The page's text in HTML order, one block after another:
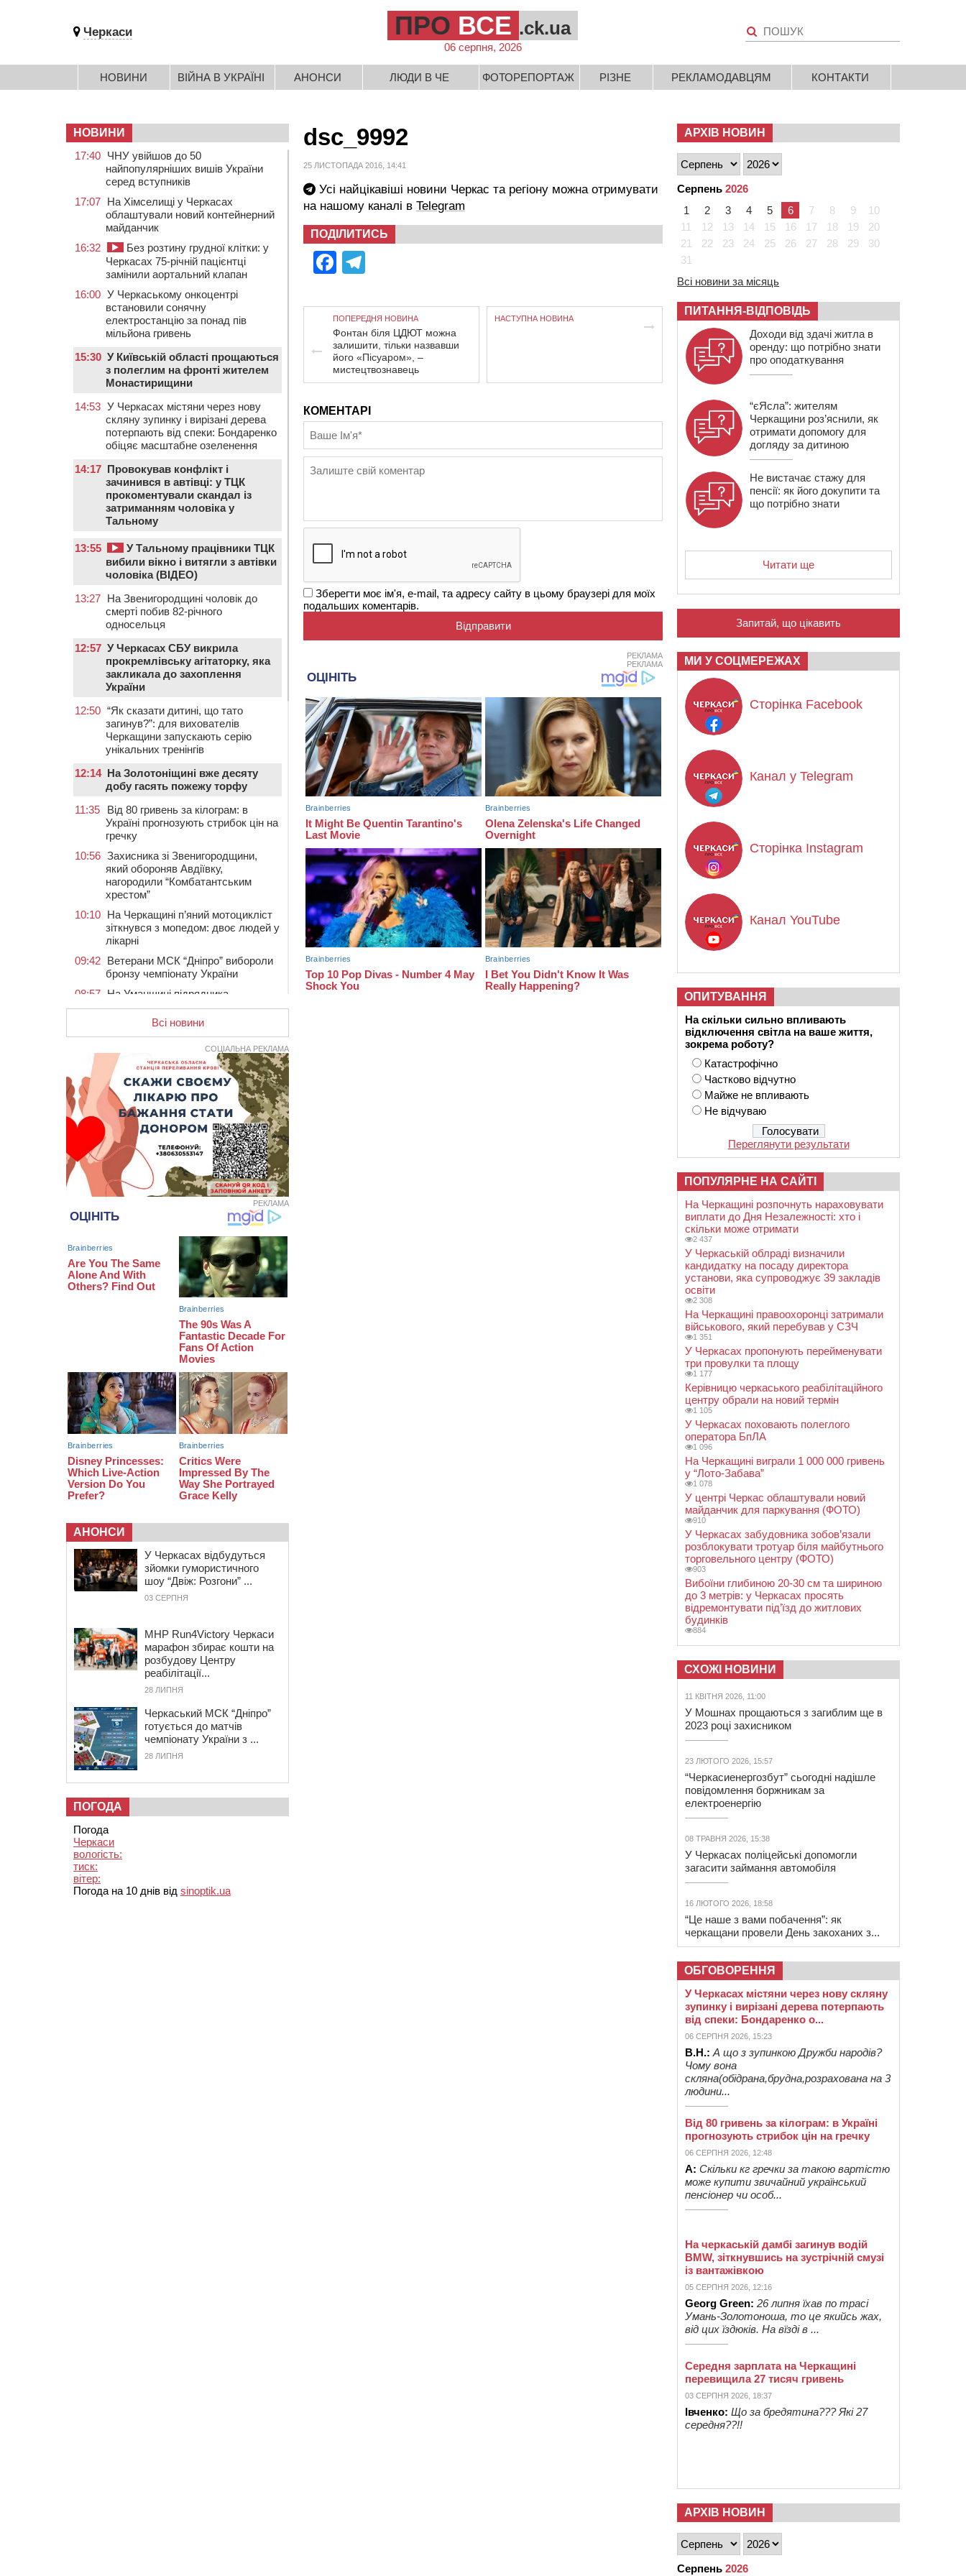
Черкаси ПРО ВСЕ .ck.ua
06 серпня, 2026
НОВИНИ ВІЙНА В УКРАЇНІ АНОНСИ ЛЮДИ В ЧЕ ФОТОРЕПОРТАЖ РІЗНЕ РЕКЛАМОДАВЦЯМ КОНТАКТИ
dsc_9992
25 ЛИСТОПАДА 2016, 14:41
Усі найцікавіші новини Черкас та регіону можна отримувати
на нашому каналі в Telegram
ПОДІЛИТИСЬ
Facebook
ПОПЕРЕДНЯ НОВИНА
Фонтан біля ЦДЮТ можна
залишити, тільки назвавши
його «Пісуаром», –
мистецтвознавець
НАСТУПНА НОВИНА
КОМЕНТАРІ
Зберегти моє ім'я, e-mail, та адресу сайту в цьому браузері для моїх
подальших коментарів.
РЕКЛАМА
РЕКЛАМА
НОВИНИ
17:40 ЧНУ увійшов до 50
найпопулярніших вишів України
серед вступників
17:07 На Хімселищі у Черкасах
облаштували новий контейнерний
майданчик
16:32
Без розтину грудної клітки: у
Черкасах 75-річній пацієнтці
замінили аортальний клапан
16:00 У Черкаському онкоцентрі
встановили сонячну
електростанцію за понад пів
мільйона гривень
15:30 У Київській області прощаються
з полеглим на фронті жителем
Монастирищини
14:53 У Черкасах містяни через нову
скляну зупинку і вирізані дерева
потерпають від спеки: Бондаренко
обіцяє масштабне озеленення
14:17 Провокував конфлікт і
зачинився в автівці: у ТЦК
прокоментували скандал із
затриманням чоловіка у
Тальному
13:55
У Тальному працівники ТЦК
вибили вікно і витягли з автівки
чоловіка (ВІДЕО)
13:27 На Звенигородщині чоловік до
смерті побив 82-річного
односельця
12:57 У Черкасах СБУ викрила
прокремлівську агітаторку, яка
закликала до захоплення
України
12:50 “Як сказати дитині, що тато
загинув?”: для вихователів
Черкащини запускають серію
унікальних тренінгів
12:14 На Золотоніщині вже десяту
добу гасять пожежу торфу
11:35
Від 80 гривень за кілограм: в
Україні прогнозують стрибок цін на
гречку
10:56 Захисника зі Звенигородщини,
який обороняв Авдіївку,
нагородили “Комбатантським
хрестом”
10:10 На Черкащині п’яний мотоцикліст
зіткнувся з мопедом: двоє людей у
лікарні
09:42 Ветерани МСК “Дніпро” вибороли
бронзу чемпіонату України
08:57 На Уманщині підрядника
зобов’язали сплатити понад 670
тис грн штрафу за незаконні зміни
08:20 Обрано претендента на посаду
директора Мокрокалигірського
психоневрологічного інтернату
07:23
Уманські міграційники видворили з
країни грузина, який відсидів
термін у колонії
05 СЕРПНЯ 2026, СЕРЕДА
20:28
Наступні два дні на Черкащині
прогнозують пік африканського
“пекла”
19:30 Проєкт просторового розвитку
Корсунь-Шевченківської громади
рекомендували до погодження
18:45
У Звенигородці влада заборонила
проводити масові заходи
18:07 Боксерка з Черкащини готується
На Черкащині державі повернуть
понад 2,6 га земель природно-
заповідного фонду
16:55 На Лисянщині проведуть в
останню путь полеглого
внаслідок атаки FPV-дрона
воїна
Всі новини
СОЦІАЛЬНА РЕКЛАМА
РЕКЛАМА
АНОНСИ
У Черкасах відбудуться
зйомки гумористичного
шоу “Двіж: Розгони” ...
03 СЕРПНЯ
MHP Run4Victory Черкаси
марафон збирає кошти на
розбудову Центру
реабілітації...
28 ЛИПНЯ
Черкаський МСК “Дніпро”
готується до матчів
чемпіонату України з ...
28 ЛИПНЯ
ПОГОДА
Погода
Черкаси
вологість:
тиск:
вітер:
Погода на 10 днів від sinoptik.ua
АРХІВ НОВИН
Серпень 2026
1
2 3 4 5 6 7 8 9
10
11
12 13 14 15 16 17 18 19
20
21
22 23 24 25 26 27 28 29
30
31
Всі новини за місяць
ПИТАННЯ-ВІДПОВІДЬ
Доходи від здачі житла в
оренду: що потрібно знати
про оподаткування
“єЯсла”: жителям
Черкащини роз’яснили, як
отримати допомогу для
догляду за дитиною
Не вистачає стажу для
пенсії: як його докупити та
що потрібно знати
Читати ще
Запитай, що цікавить
МИ У СОЦМЕРЕЖАХ
Сторінка Facebook
Канал у Telegram
Сторінка Instagram
Канал YouTube
ОПИТУВАННЯ
На скільки сильно впливають
відключення світла на ваше життя,
зокрема роботу?
Катастрофічно
Частково відчутно
Майже не впливають
Не відчуваю
Переглянути результати
ПОПУЛЯРНЕ НА САЙТІ
На Черкащині розпочнуть нараховувати
виплати до Дня Незалежності: хто і
скільки може отримати
2 437
У Черкаській облраді визначили
кандидатку на посаду директора
установи, яка супроводжує 39 закладів
освіти
2 308
На Черкащині правоохоронці затримали
військового, який перебував у СЗЧ
1 351
У Черкасах пропонують перейменувати
три провулки та площу
1 177
Керівницю черкаського реабілітаційного
центру обрали на новий термін
1 105
У Черкасах поховають полеглого
оператора БпЛА
1 096
На Черкащині виграли 1 000 000 гривень
у “Лото-Забава”
1 078
У центрі Черкас облаштували новий
майданчик для паркування (ФОТО)
910
У Черкасах забудовника зобов’язали
розблокувати тротуар біля майбутнього
торговельного центру (ФОТО)
903
Вибоїни глибиною 20-30 см та шириною
до 3 метрів: у Черкасах просять
відремонтувати під’їзд до житлових
будинків
884
СХОЖІ НОВИНИ
11 КВІТНЯ 2026, 11:00
У Мошнах прощаються з загиблим ще в
2023 році захисником
23 ЛЮТОГО 2026, 15:57
“Черкасиенергозбут” сьогодні надішле
повідомлення боржникам за
електроенергію
08 ТРАВНЯ 2026, 15:38
У Черкасах поліцейські допомогли
загасити займання автомобіля
16 ЛЮТОГО 2026, 18:58
“Це наше з вами побачення”: як
черкащани провели День закоханих з...
ОБГОВОРЕННЯ
У Черкасах містяни через нову скляну
зупинку і вирізані дерева потерпають
від спеки: Бондаренко о...
06 СЕРПНЯ 2026, 15:23
В.Н.: А що з зупинкою Дружби народів?
Чому вона
скляна(обідрана,брудна,розрахована на 3
людини...
Від 80 гривень за кілограм: в Україні
прогнозують стрибок цін на гречку
06 СЕРПНЯ 2026, 12:48
А: Скільки кг гречки за такою вартістю
може купити звичайний український
пенсіонер чи особ...
На черкаській дамбі загинув водій
BMW, зіткнувшись на зустрічній смузі
із вантажівкою
05 СЕРПНЯ 2026, 12:16
Georg Green: 26 липня їхав по трасі
Умань-Золотоноша, то це якийсь жах,
від цих їздюків. На вїзді в ...
Середня зарплата на Черкащині
перевищила 27 тисяч гривень
03 СЕРПНЯ 2026, 18:37
Івченко: Що за бредятина??? Які 27
середня??!!
АРХІВ НОВИН
Серпень 2026